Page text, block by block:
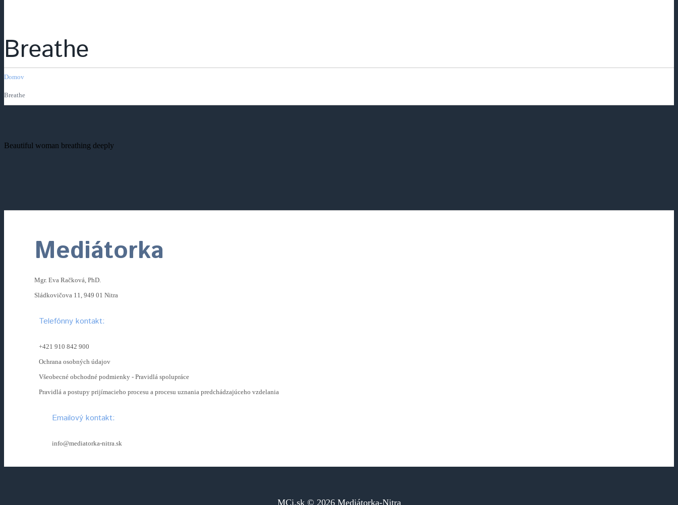
Breathe
Domov
Breathe
Beautiful woman breathing deeply
Mediátorka
Mgr. Eva Račková, PhD.
Sládkovičova 11, 949 01 Nitra
Telefónny kontakt:
+421 910 842 900
Ochrana osobných údajov
Všeobecné obchodné podmienky - Pravidlá spolupráce
Pravidlá a postupy prijímacieho procesu a procesu uznania predchádzajúceho vzdelania
Emailový kontakt:
info@mediatorka-nitra.sk
MCi.sk© 2026 Mediátorka-Nitra